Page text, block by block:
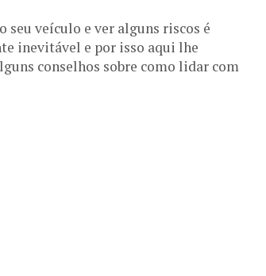
seu veículo e ver alguns riscos é
inevitável e por isso aqui lhe
conselhos sobre como lidar com